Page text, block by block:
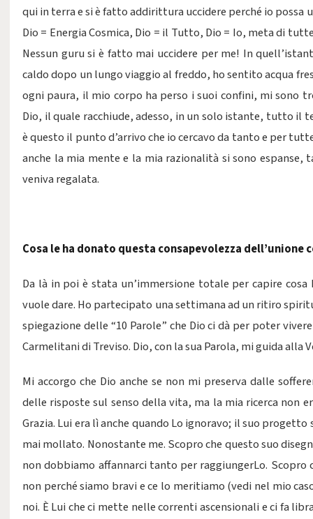
qui in terra e si è fatto addirittura uccidere perché io possa
Dio = Energia Cosmica, Dio = il Tutto, Dio = Io, meta di
Nessun guru si è fatto mai uccidere per me! In
caldo dopo un lungo viaggio al freddo, ho sentito acqua
ogni paura, il mio corpo ha perso i suoi confini, mi sono
Dio, il quale racchiude, adesso, in un solo istante, tutto il
è questo il punto d’arrivo che io cercavo da tanto e per
anche la mia mente e la mia razionalità si sono espanse,
veniva regalata.
Cosa le ha donato questa consapevolezza dell’unione
Da là in poi è stata un’immersione totale per capire
vuole dare. Ho partecipato una settimana ad un ritiro
spiegazione delle “10 Parole” che Dio ci dà per poter
Carmelitani di Treviso. Dio, con la sua Parola, mi guida alla
Mi accorgo che Dio anche se non mi preserva dalle
delle risposte sul senso della vita, ma la mia ricerca non
Grazia. Lui era lì anche quando Lo ignoravo; il suo
mai mollato. Nonostante me. Scopro che questo suo
non dobbiamo affannarci tanto per raggiungerLo. Scopro
non perché siamo bravi e ce lo meritiamo (vedi nel mio
noi. È Lui che ci mette nelle correnti ascensionali e ci fa